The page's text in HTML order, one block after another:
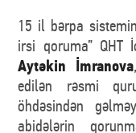
15 il bərpa
irsi qoruma” QHT
Aytəkin İmranova
edilən rəsmi
öhdəsindən
abidələrin